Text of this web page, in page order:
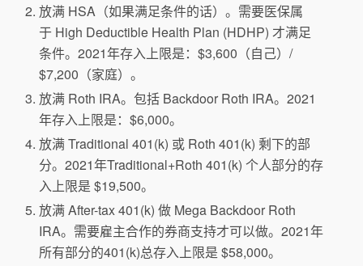
放满 HSA（如果满足条件的话）。需要医保属
于 High Deductible Health Plan (HDHP) 才满足
条件。2021年存入上限是：$3,600（自己）/
$7,200（家庭）。
放满 Roth IRA。包括 Backdoor Roth IRA。2021
年存入上限是：$6,000。
放满 Traditional 401(k) 或 Roth 401(k) 剩下的部
分。2021年Traditional+Roth 401(k) 个人部分的存
入上限是 $19,500。
放满 After-tax 401(k) 做 Mega Backdoor Roth
IRA。需要雇主合作的券商支持才可以做。2021年
所有部分的401(k)总存入上限是 $58,000。